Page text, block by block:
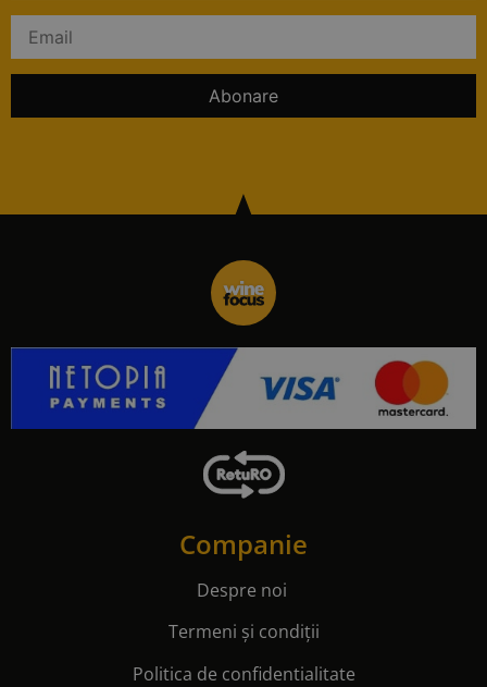
Companie
Despre noi
Termeni și condiții
Politica de confidentialitate